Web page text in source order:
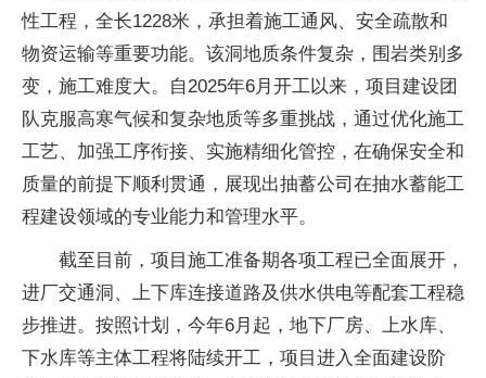
性工程，全长1228米，承担着施工通风、安全疏散和
物资运输等重要功能。该洞地质条件复杂，围岩类别多
变，施工难度大。自2025年6月开工以来，项目建设团
队克服高寒气候和复杂地质等多重挑战，通过优化施工
工艺、加强工序衔接、实施精细化管控，在确保安全和
质量的前提下顺利贯通，展现出抽蓄公司在抽水蓄能工
程建设领域的专业能力和管理水平。
截至目前，项目施工准备期各项工程已全面展开，
进厂交通洞、上下库连接道路及供水供电等配套工程稳
步推进。按照计划，今年6月起，地下厂房、上水库、
下水库等主体工程将陆续开工，项目进入全面建设阶